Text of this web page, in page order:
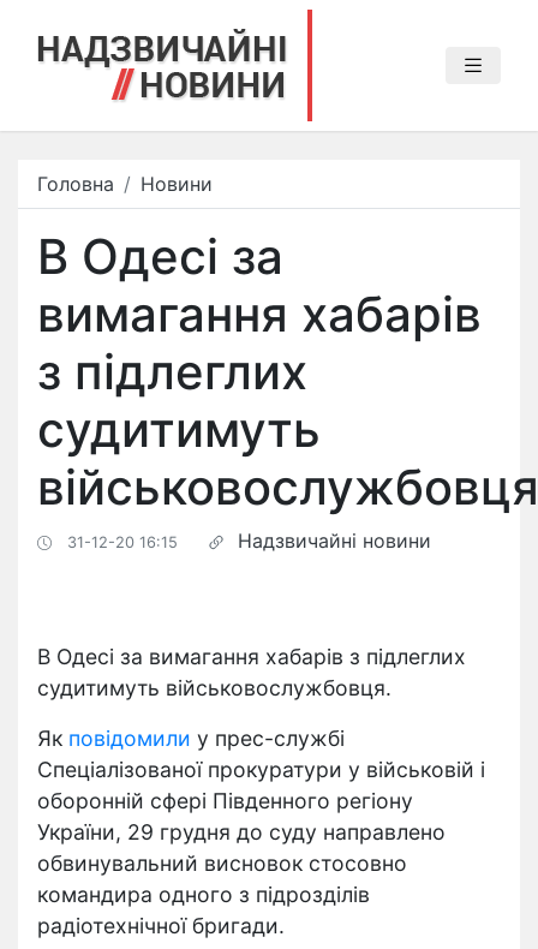
Головна Новини
В Одесі за
вимагання хабарів
з підлеглих
судитимуть
військовослужбовця
31-12-20 16:15 Надзвичайні новини
В Одесі за вимагання хабарів з підлеглих
судитимуть військовослужбовця.
Як повідомили у прес-службі
Спеціалізованої прокуратури у військовій і
оборонній сфері Південного регіону
України, 29 грудня до суду направлено
обвинувальний висновок стосовно
командира одного з підрозділів
радіотехнічної бригади.